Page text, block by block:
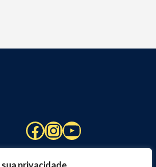
Facebook
Instagram
YouTube